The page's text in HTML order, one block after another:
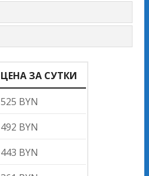
ЦЕНА ЗА СУТКИ
525 BYN
492 BYN
443 BYN